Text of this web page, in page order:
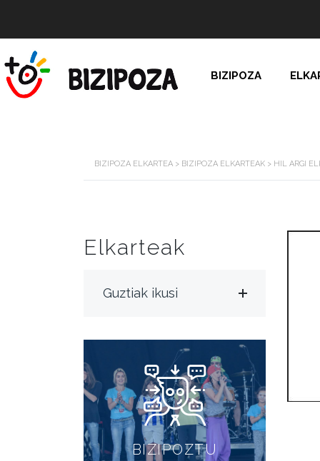
BIZIPOZA
BIZIPOZA ELKARTEA > BIZIPOZA ELKARTEAK > HIL ARGI
Elkarteak
Guztiak ikusi
BIZIPOZTU